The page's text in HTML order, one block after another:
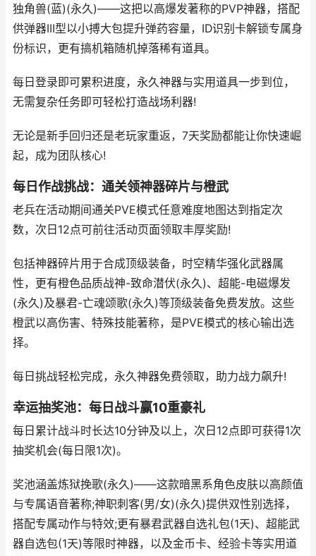
独角兽(蓝)(永久)——这把以高爆发著称的PVP神器，搭配
供弹器III型以小搏大包提升弹药容量，ID识别卡解锁专属身
份标识，更有搞机箱随机掉落稀有道具。
每日登录即可累积进度，永久神器与实用道具一步到位，
无需复杂任务即可轻松打造战场利器!
无论是新手回归还是老玩家重返，7天奖励都能让你快速崛
起，成为团队核心!
每日作战挑战：通关领神器碎片与橙武
老兵在活动期间通关PVE模式任意难度地图达到指定次
数，次日12点可前往活动页面领取丰厚奖励!
包括神器碎片用于合成顶级装备，时空精华强化武器属
性，更有橙色品质战神-致命潜伏(永久)、超能-电磁爆发
(永久)及暴君-亡魂颂歌(永久)等顶级装备免费发放。这些
橙武以高伤害、特殊技能著称，是PVE模式的核心输出选
择。
每日挑战轻松完成，永久神器免费领取，助力战力飙升!
幸运抽奖池：每日战斗赢10重豪礼
每日累计战斗时长达10分钟及以上，次日12点即可获得1次
抽奖机会(每日限1次)。
奖池涵盖炼狱挽歌(永久)——这款暗黑系角色皮肤以高颜值
与专属语音著称;神职刺客(男/女)(永久)提供双性别选择，
搭配专属动作与特效;更有暴君武器自选礼包(1天)、超能武
器自选包(1天)等限时神器，以及金币卡、经验卡等实用道